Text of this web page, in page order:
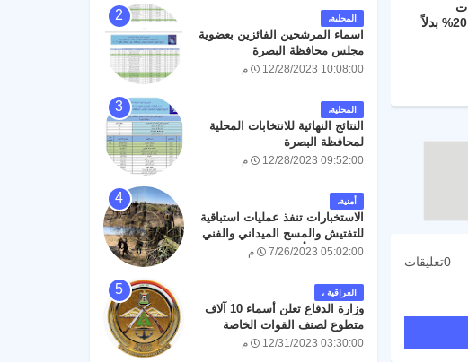
الإنترنت ستتحمل ضريبة الـ 20% بدلاً
0تعليقات
المحلية،
اسماء المرشحين الفائزين بعضوية
مجلس محافظة البصرة
12/28/2023 10:08:00 م
المحلية،
النتائج النهائية للانتخابات المحلية
لمحافظة البصرة
12/28/2023 09:52:00 م
أمنية،
الاستخبارات تنفذ عمليات استباقية
للتفتيش والمسح الميداني والفني
في كربلاء لتأمين مراسيم زيارة
7/26/2023 05:02:00 م
العراقية ،
وزارة الدفاع تعلن أسماء 10 آلاف
متطوع لصنف القوات الخاصة
12/31/2023 03:30:00 م